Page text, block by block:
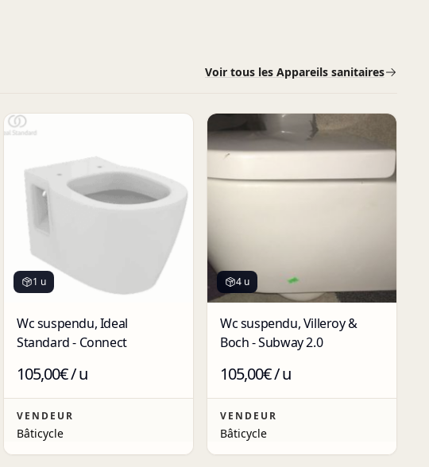
Voir tous les Appareils sanitaires
1 u
Wc suspendu, Ideal
Standard - Connect
105,00€ / u
VENDEUR
Bâticycle
4 u
Wc suspendu, Villeroy &
Boch - Subway 2.0
105,00€ / u
VENDEUR
Bâticycle